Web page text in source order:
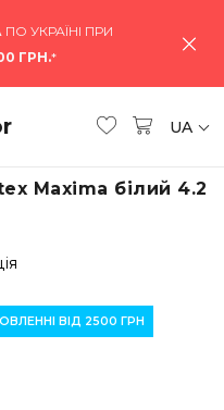
ПО УКРАЇНІ ПРИ
ГРН.*
UA
Maxima білий 4.2
ВІД 2500 ГРН